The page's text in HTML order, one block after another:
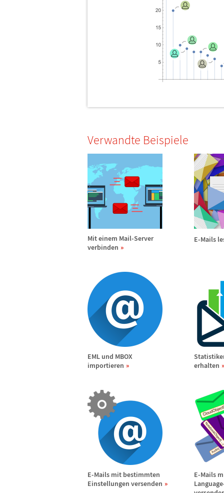
Verwandte Beispiele
Mit einem Mail-Server
verbinden
E-Mails
EML und MBOX
importieren
erhalten
E-Mails mit bestimmten
Einstellungen versenden
E-Mails